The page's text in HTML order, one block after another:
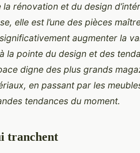
la rénovation et du design
elle est l’une des pièces
augmenter la
la pointe du design et des
digne des plus grands
en passant par les
tendances du moment.
tranchent